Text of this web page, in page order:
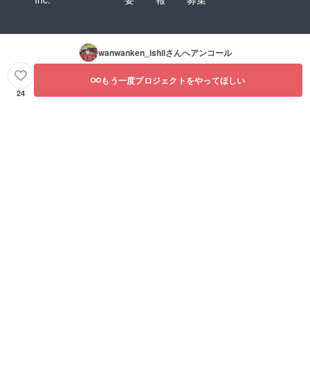
wanwanken_ishiiさんへアンコール
24
もう一度プロジェクトをやってほしい